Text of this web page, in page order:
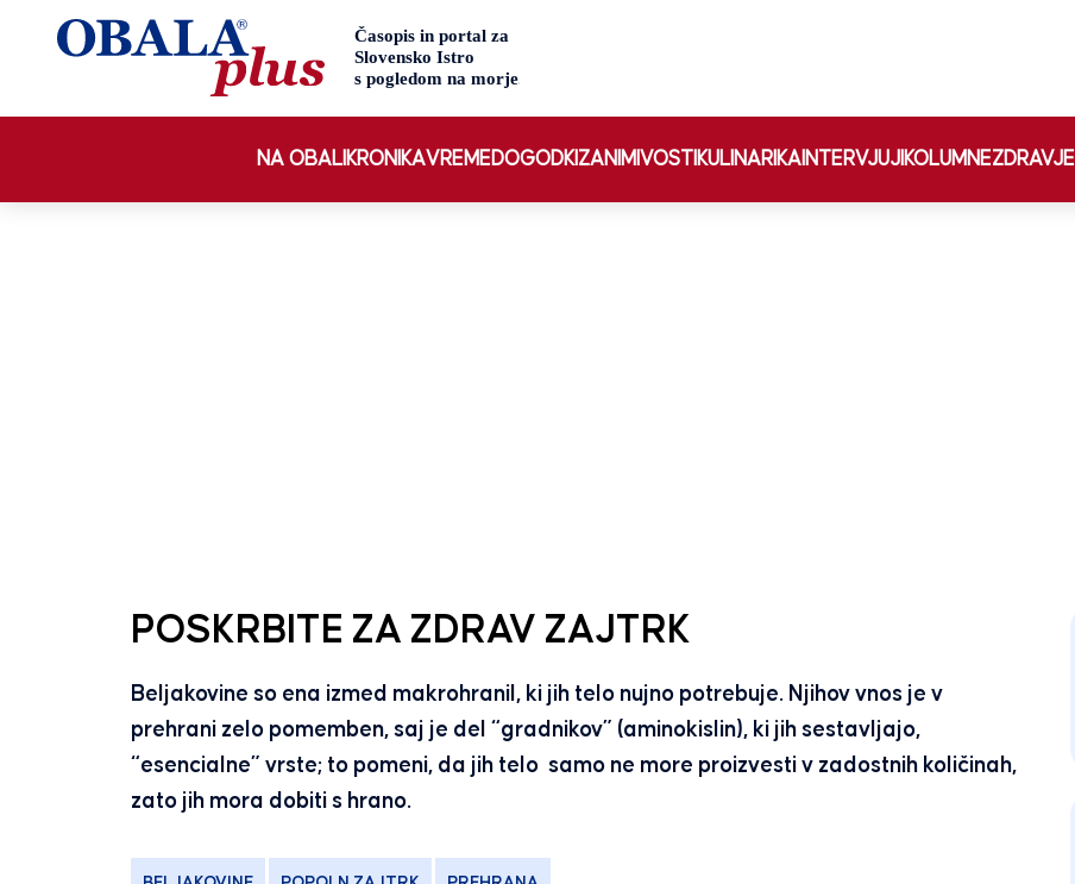
NA OBALI KRONIKAVREMEDOGODKIZANIMIVOSTI KULINARIKA INTERVJUJI KOLUMNEZDRAVJE
POSKRBITE ZA ZDRAV ZAJTRK
Beljakovine so ena izmed makrohranil, ki jih telo nujno potrebuje. Njihov vnos je v
prehrani zelo pomemben, saj je del “gradnikov” (aminokislin), ki jih sestavljajo,
“esencialne” vrste; to pomeni, da jih telo samo ne more proizvesti v zadostnih količinah,
zato jih mora dobiti s hrano.